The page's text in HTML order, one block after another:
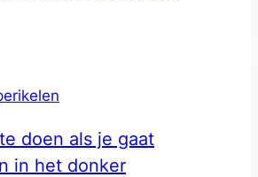
doen als je gaat
in het donker